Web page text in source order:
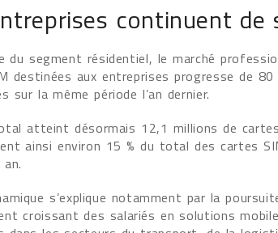
continuent
du segment résidentiel, le marché
destinées aux entreprises progresse de
sur la même période l’an dernier.
atteint désormais 12,1 millions de
ainsi environ 15 % du total des cartes
s’explique notamment par la
croissant des salariés en solutions